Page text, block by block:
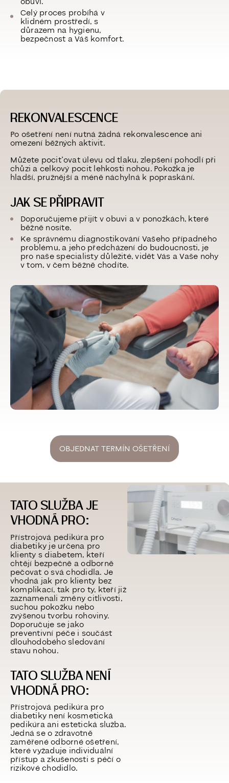
Celý proces probíhá v
klidném prostředí, s
důrazem na hygienu,
bezpečnost a Váš komfort.
REKONVALESCENCE
Po ošetření není nutná žádná rekonvalescence ani
omezení běžných aktivit.
Můžete pociťovat úlevu od tlaku, zlepšení pohodlí při
chůzi a celkový pocit lehkosti nohou. Pokožka je
hladší, pružnější a méně náchylná k popraskání.
JAK SE PŘIPRAVIT
Doporučujeme přijít v obuvi a v ponožkách, které
běžně nosíte.
Ke správnému diagnostikování Vašeho případného
problému, a jeho předcházení do budoucnosti, je
pro naše specialisty důležité, vidět Vás a Vaše nohy
v tom, v čem běžně chodíte.
OBJEDNAT TERMÍN OŠETŘENÍ
TATO SLUŽBA JE
VHODNÁ PRO:
Přístrojová pedikúra pro
diabetiky je určena pro
klienty s diabetem, kteří
chtějí bezpečně a odborně
pečovat o svá chodidla. Je
vhodná jak pro klienty bez
komplikací, tak pro ty, kteří již
zaznamenali změny citlivosti,
suchou pokožku nebo
zvýšenou tvorbu rohoviny.
Doporučuje se jako
preventivní péče i součást
dlouhodobého sledování
stavu nohou.
TATO SLUŽBA NENÍ
VHODNÁ PRO:
Přístrojová pedikúra pro
diabetiky není kosmetická
pedikúra ani estetická služba.
Jedná se o zdravotně
zaměřené odborné ošetření,
které vyžaduje individuální
přístup a zkušenosti s péčí o
rizikové chodidlo.